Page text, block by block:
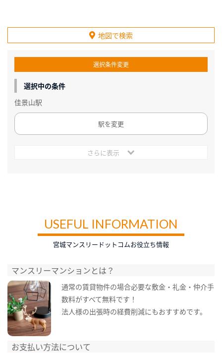
地図で検索
選択条件変更
選択中の条件
佳景山駅
駅を変更
さらに表示
USEFUL INFORMATION
宮城マンスリードットコムお役立ち情報
マンスリーマンションとは？
通常の賃貸物件の場合必要な敷金・礼金・仲介手
数料がすべて無料です！
法人様の出張時の経費削減にもおすすめです。
お支払い方法について